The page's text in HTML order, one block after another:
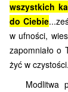
wszystkich
do Ciebie
w ufności,
zapomniało o
żyć w
Modlitwa